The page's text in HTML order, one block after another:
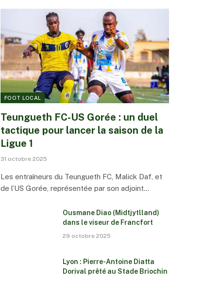
FOOT LOCAL
Teungueth FC-US Gorée : un duel
tactique pour lancer la saison de la
Ligue 1
31 octobre 2025
Les entraîneurs du Teungueth FC, Malick Daf, et
de l’US Gorée, représentée par son adjoint…
Ousmane Diao (Midtjytlland)
dans le viseur de Francfort
29 octobre 2025
Lyon : Pierre-Antoine Diatta
Dorival prêté au Stade Briochin